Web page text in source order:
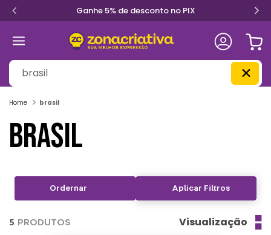
Ganhe 5% de desconto no PIX
O que você procura?
brasil
BRASIL
Aplicar Filtros
5 PRODUTOS Visualização